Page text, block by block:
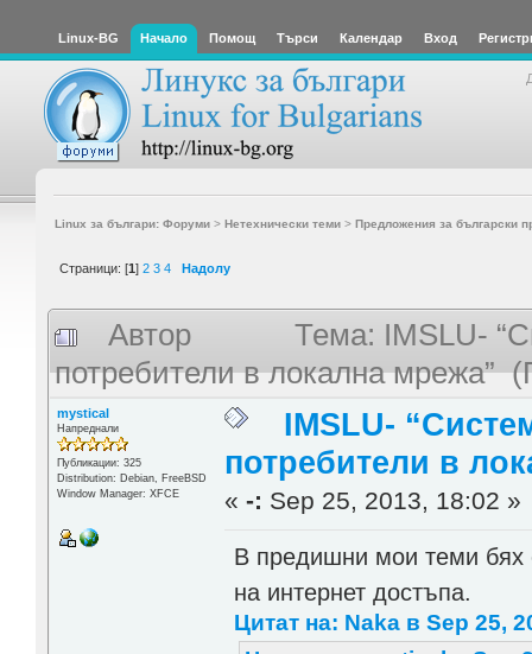
Linux-BG Начало Помощ Търси Календар Вход
Linux за българи: Форуми> Нетехнически теми> Предложения за български
Страници: [1] 2 3 4 Надолу
Автор
Тема: IMSLU-
потребители в локална мрежа”
mystical
Напреднали
Публикации: 325
Distribution: Debian, FreeBSD
Window Manager: XFCE
IMSLU-
потребители в
«-: Sep 25, 2013, 18:02 »
В предишни мои теми бях
на интернет достъпа.
Цитат на: Naka в Sep 25,